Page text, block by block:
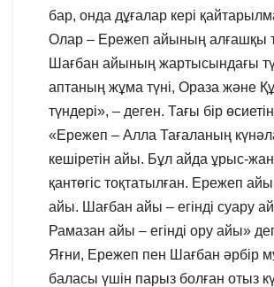
бар, онда дұғалар кері
Олар – Ережеп айының алғашқы
Шағбан айының жартысындағы
аптаның жұма түні, Ораза және
түндері», – деген. Тағы бір
«Ережеп – Алла Тағаланың
кешіретін айы. Бұл айда ұрыс-
қантөгіс тоқтатылған. Ережеп
айы. Шағбан айы – егінді суару
Рамазан айы – егінді ору айы»
Яғни, Ережеп пен Шағбан әрбір
баласы үшін парыз болған отыз